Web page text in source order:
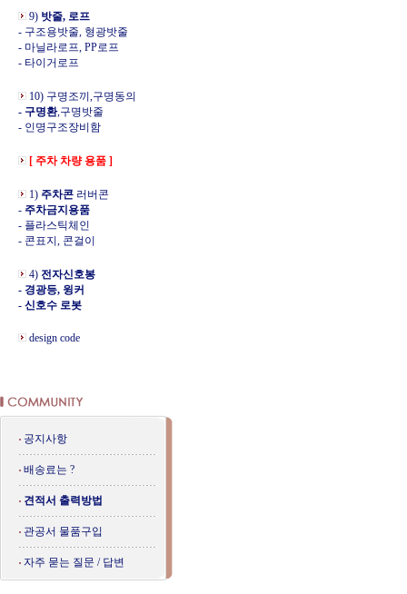
9) 밧줄, 로프
- 구조용밧줄, 형광밧줄
- 마닐라로프, PP로프
- 타이거로프
10) 구명조끼,구명동의
- 구명환,구명밧줄
- 인명구조장비함
[ 주차 차량 용품 ]
1) 주차콘 러버콘
- 주차금지용품
- 플라스틱체인
- 콘표지, 콘걸이
4) 전자신호봉
- 경광등, 윙커
- 신호수 로봇
design code
공지사항
배송료는 ?
견적서 출력방법
관공서 물품구입
자주 묻는 질문 / 답변